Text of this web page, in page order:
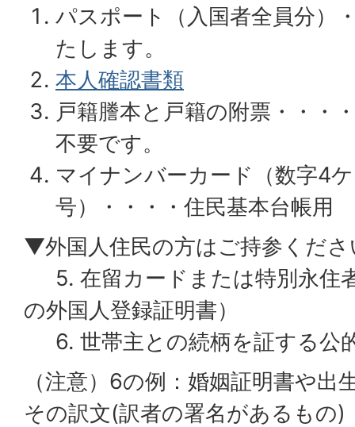
パスポート（入国者全員分）
たします。
本人確認書類
戸籍謄本と戸籍の附票・・・
不要です。
マイナンバーカード（数字4
号）・・・・住民基本台帳用
▼外国人住民の方はご持参くださ
5. 在留カードまたは特別永住
の外国人登録証明書）
6. 世帯主との続柄を証する公
（注意）6の例：婚姻証明書や出
その訳文(訳者の署名があるもの)